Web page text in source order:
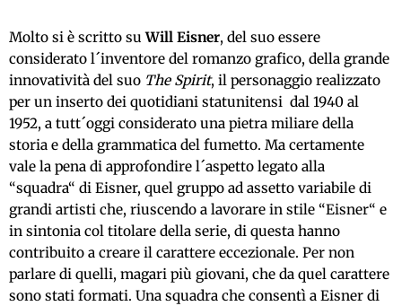
Molto si è scritto suWill Eisner, del suo essere
considerato l´inventore del romanzo grafico, della grande
innovatività del suo The Spirit, il personaggio realizzato
per un inserto dei quotidiani statunitensi dal 1940 al
1952, a tutt´oggi considerato una pietra miliare della
storia e della grammatica del fumetto. Ma certamente
vale la pena di approfondire l´aspetto legato alla
“squadra“ di Eisner, quel gruppo ad assetto variabile di
grandi artisti che, riuscendo a lavorare in stile “Eisner“ e
in sintonia col titolare della serie, di questa hanno
contribuito a creare il carattere eccezionale. Per non
parlare di quelli, magari più giovani, che da quel carattere
sono stati formati. Una squadra che consentì a Eisner di